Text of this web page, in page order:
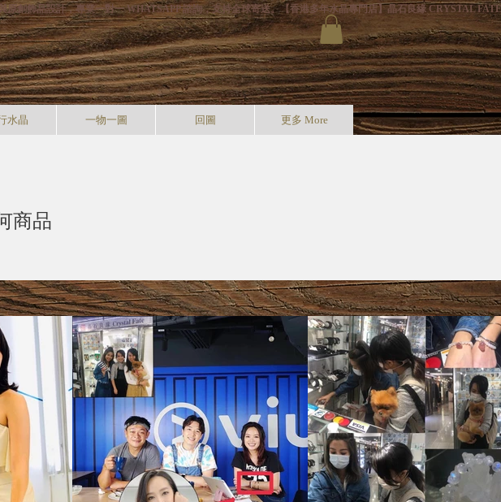
創飾品設計，專業一對一 WHATSAPP 諮詢，支持全球寄送。
水晶 一物一圖 回圖 更多 More
商品